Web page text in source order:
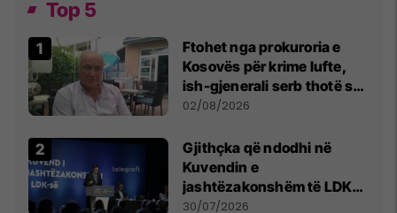
Top 5
Ftohet nga prokuroria e
Kosovës për krime lufte,
ish-gjenerali serb thotë se
dikush e tradhtoi në
02/08/2026
Gjithçka që ndodhi në
Kuvendin e
jashtëzakonshëm të LDK-
së
30/07/2026